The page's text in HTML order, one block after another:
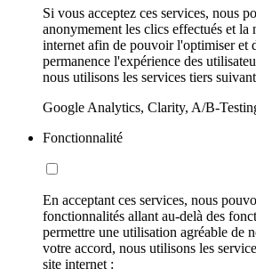
Si vous acceptez ces services, nous
anonymement les clics effectués et la
internet afin de pouvoir l'optimiser et
permanence l'expérience des
nous utilisons les services tiers
Google Analytics, Clarity, A/B-
Fonctionnalité
En acceptant ces services, nous
fonctionnalités allant au-delà des
permettre une utilisation agréable de
votre accord, nous utilisons les
site internet :